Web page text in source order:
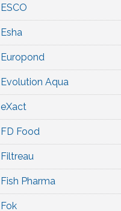
ESCO
Esha
Europond
Evolution Aqua
eXact
FD Food
Filtreau
Fish Pharma
Fok